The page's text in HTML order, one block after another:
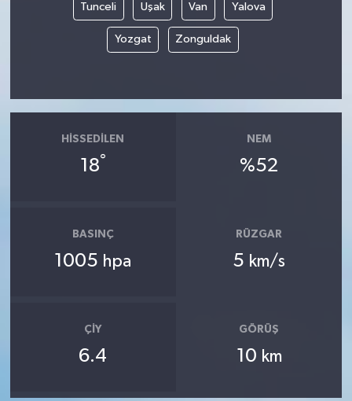
Tunceli Uşak Van Yalova
Yozgat Zonguldak
HISSEDILEN
18°
NEM
%52
BASINÇ
1005 hpa
RÜZGAR
5 km/s
ÇIY
6.4
GÖRÜŞ
10 km